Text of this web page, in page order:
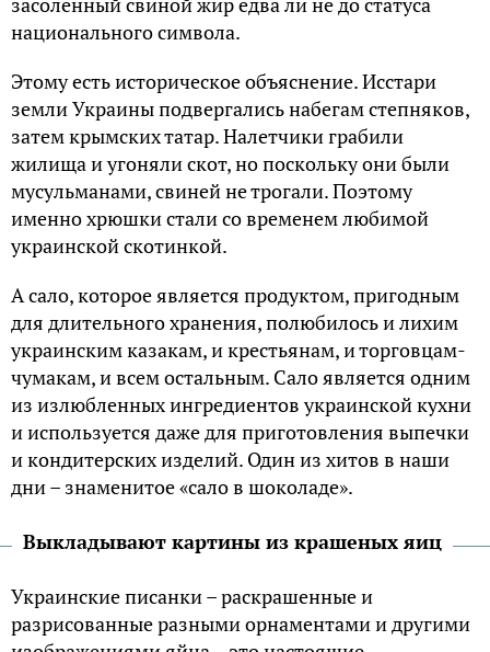
национального символа.
Этому есть историческое объяснение. Исстари
земли Украины подвергались набегам степняков,
затем крымских татар. Налетчики грабили
жилища и угоняли скот, но поскольку они были
мусульманами, свиней не трогали. Поэтому
именно хрюшки стали со временем любимой
украинской скотинкой.
А сало, которое является продуктом, пригодным
для длительного хранения, полюбилось и лихим
украинским казакам, и крестьянам, и торговцам-
чумакам, и всем остальным. Сало является одним
из излюбленных ингредиентов украинской кухни
и используется даже для приготовления выпечки
и кондитерских изделий. Один из хитов в наши
дни – знаменитое «сало в шоколаде».
Выкладывают картины из крашеных яиц
Украинские писанки – раскрашенные и
разрисованные разными орнаментами и другими